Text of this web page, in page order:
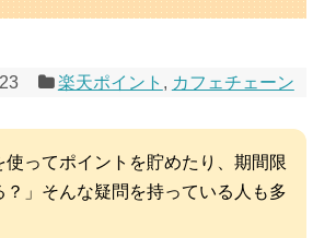
楽天ポイント , カフェチェーン
使ってポイントを貯めたり、期間限
」そんな疑問を持っている人も多